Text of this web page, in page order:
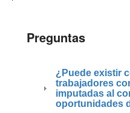
Preguntas
¿Puede existir
trabajadores
imputadas al
oportunidades